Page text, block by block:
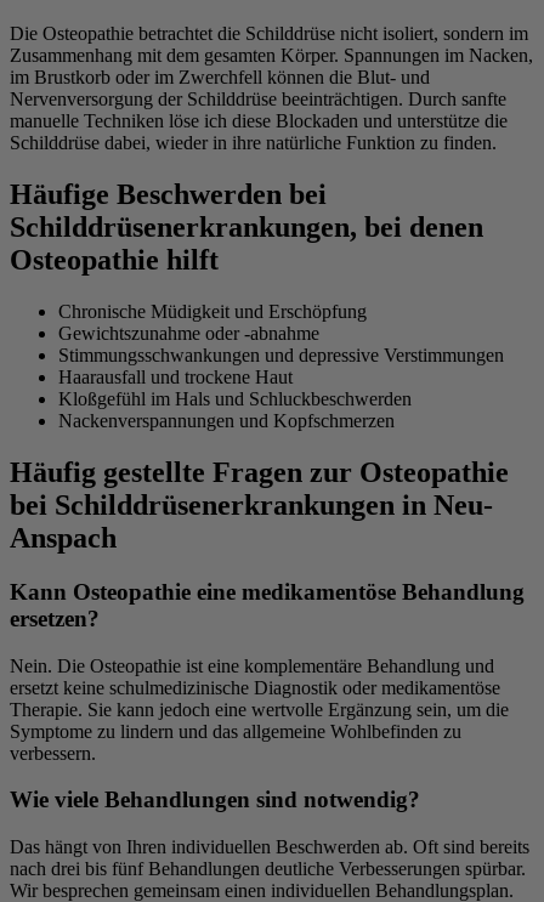
Die Osteopathie betrachtet die Schilddrüse nicht isoliert, sondern im
Zusammenhang mit dem gesamten Körper. Spannungen im Nacken,
im Brustkorb oder im Zwerchfell können die Blut- und
Nervenversorgung der Schilddrüse beeinträchtigen. Durch sanfte
manuelle Techniken löse ich diese Blockaden und unterstütze die
Schilddrüse dabei, wieder in ihre natürliche Funktion zu finden.
Häufige Beschwerden bei
Schilddrüsenerkrankungen, bei denen
Osteopathie hilft
Chronische Müdigkeit und Erschöpfung
Gewichtszunahme oder -abnahme
Stimmungsschwankungen und depressive Verstimmungen
Haarausfall und trockene Haut
Kloßgefühl im Hals und Schluckbeschwerden
Nackenverspannungen und Kopfschmerzen
Häufig gestellte Fragen zur Osteopathie
bei Schilddrüsenerkrankungen in Neu-
Anspach
Kann Osteopathie eine medikamentöse Behandlung
ersetzen?
Nein. Die Osteopathie ist eine komplementäre Behandlung und
ersetzt keine schulmedizinische Diagnostik oder medikamentöse
Therapie. Sie kann jedoch eine wertvolle Ergänzung sein, um die
Symptome zu lindern und das allgemeine Wohlbefinden zu
verbessern.
Wie viele Behandlungen sind notwendig?
Das hängt von Ihren individuellen Beschwerden ab. Oft sind bereits
nach drei bis fünf Behandlungen deutliche Verbesserungen spürbar.
Wir besprechen gemeinsam einen individuellen Behandlungsplan.